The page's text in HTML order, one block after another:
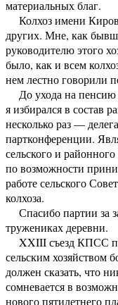
материальных благ.
Колхоз имени
других. Мне, как
руководителю этого
было, как и всем
нем лестно говорили
До ухода на пенсию
я избирался в состав
несколько раз —
партконференции.
сельского и
по возможности
работе сельского
колхоза.
Спасибо партии за
тружениках деревни.
XXIII съезд КПСС
сельским хозяйством
должен сказать, что
сомневается в
нового пятилетнего